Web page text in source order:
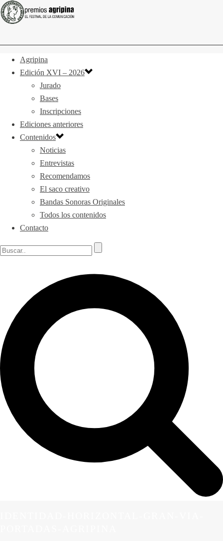
Agripina
Edición XVI – 2026
Jurado
Bases
Inscripciones
Ediciones anteriores
Contenidos
Noticias
Entrevistas
Recomendamos
El saco creativo
Bandas Sonoras Originales
Todos los contenidos
Contacto